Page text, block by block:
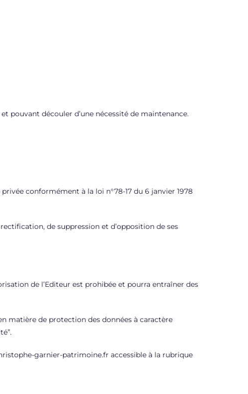
pouvant découler d’une nécessité de maintenance.
conformément à la loi n°78-17 du 6 janvier 1978
de suppression et d’opposition de ses
de l’Editeur est prohibée et pourra entraîner des
matière de protection des données à caractère
garnier-patrimoine.fr accessible à la rubrique